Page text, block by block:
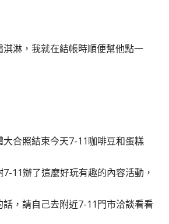
淋，我就在結帳時順便幫他點一
合照結束今天7-11咖啡豆和蛋糕
11辦了這麼好玩有趣的內容活動，
，請自己去附近7-11門市洽談看看